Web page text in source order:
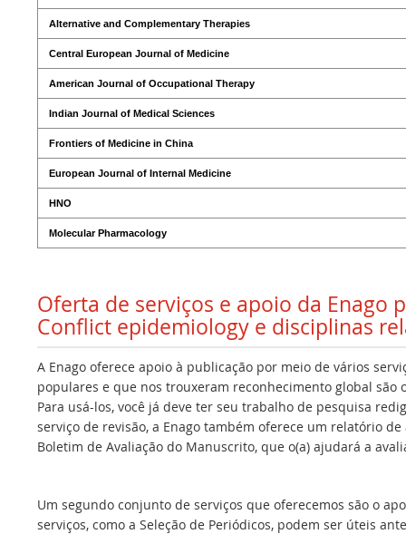
Alternative and Complementary Therapies
Central European Journal of Medicine
American Journal of Occupational Therapy
Indian Journal of Medical Sciences
Frontiers of Medicine in China
European Journal of Internal Medicine
HNO
Molecular Pharmacology
Oferta de serviços e apoio da Enago
Conflict epidemiology e disciplinas
A Enago oferece apoio à publicação por meio de vários
populares e que nos trouxeram reconhecimento global são
Para usá-los, você já deve ter seu trabalho de pesquisa
serviço de revisão, a Enago também oferece um relatório
Boletim de Avaliação do Manuscrito, que o(a) ajudará a
Um segundo conjunto de serviços que oferecemos são o
serviços, como a Seleção de Periódicos, podem ser úteis